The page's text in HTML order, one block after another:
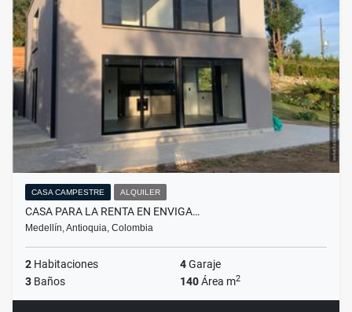
CASA CAMPESTRE ALQUILER
CASA PARA LA RENTA EN ENVIGA…
Medellín, Antioquia, Colombia
2 Habitaciones 4Garaje
3 Baños 140Área m2